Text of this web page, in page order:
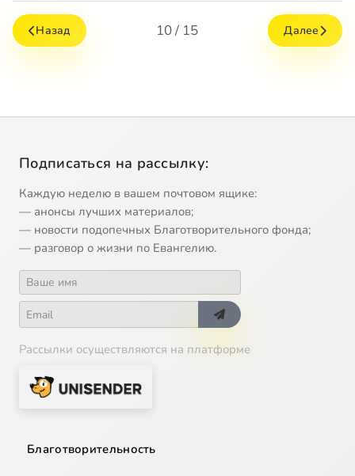
Назад 10 / 15 Далее
Подписаться на рассылку:
Каждую неделю в вашем почтовом ящике:
— анонсы лучших материалов;
— новости подопечных Благотворительного фонда;
— разговор о жизни по Евангелию.
Рассылки осуществляются на платформе
Благотворительность